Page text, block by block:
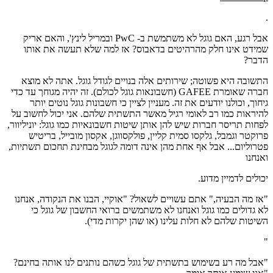
.
אבל רגע, האם גוגל לא משתמשת ב- PwC ובמריל לינץ', והאם אריק
שמידט אינו חלק מהרהיטים בדאבוס? אז למה שלא תעשה את אותו
הדבר?
התשובה היא פשוטה; שירותים אלה בנויים לגודל גוגל. אתה לא מוצא
חברה שאומרת GAFEE (חשבונאות גוגל לכולם). זה יהיה מגוחך עד כדי
גיחוך, וכולנו יודעים את זה. מעניין לציין כי חשבונות גוגל נוטים יותר
להיראות כמו רב לאומי רגיל מאשר התשתית שלהם. אני יכול לחשוב על
לפחות תריסר חברות שיש להן אותן שיטות חשבונאיות כמו גוגל: יוניליוור,
פרוקטר וגמבל, גלקסו סמית קליין, פולקסווגן, אקסון מובייל, בריטיש
פטרוליום... אבל אף אחת מהן אינה דומה לגוגל מבחינת תחכום תשתיות,
ואנחנו
יכולים לדמיין מדוע.
"אז מה הבעיה," אתם עשויים לשאול? "אוקיי, הבנו את הנקודה, אנחנו
לא גדולים כמו גוגל ואנחנו לא משתמשים ברואי החשבון של גוגל כי
השיטות שלהם לא חלות עלינו (או שהן יקרות מדי).
"
"אבל מה רע בשימוש בתשתית של גוגל כשהם נותנים לנו אותה בחינם?